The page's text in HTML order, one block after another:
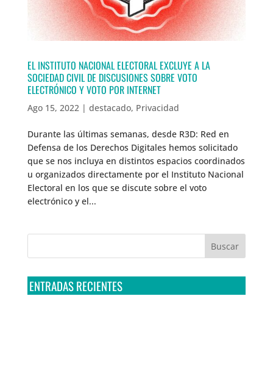
EL INSTITUTO NACIONAL ELECTORAL EXCLUYE A LA
SOCIEDAD CIVIL DE DISCUSIONES SOBRE VOTO
ELECTRÓNICO Y VOTO POR INTERNET
Ago 15, 2022| destacado, Privacidad
Durante las últimas semanas, desde R3D: Red en
Defensa de los Derechos Digitales hemos solicitado
que se nos incluya en distintos espacios coordinados
u organizados directamente por el Instituto Nacional
Electoral en los que se discute sobre el voto
electrónico y el...
ENTRADAS RECIENTES